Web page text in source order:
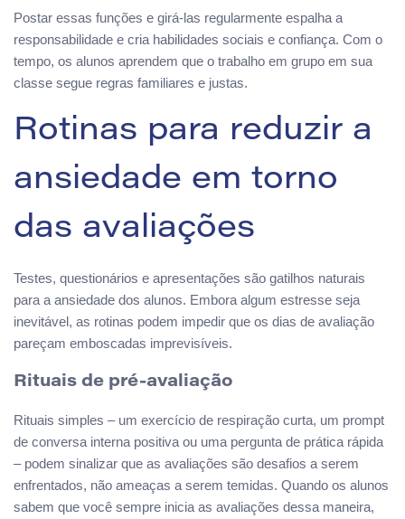
Postar essas funções e girá-las regularmente espalha a
responsabilidade e cria habilidades sociais e confiança. Com o
tempo, os alunos aprendem que o trabalho em grupo em sua
classe segue regras familiares e justas.
Rotinas para reduzir a
ansiedade em torno
das avaliações
Testes, questionários e apresentações são gatilhos naturais
para a ansiedade dos alunos. Embora algum estresse seja
inevitável, as rotinas podem impedir que os dias de avaliação
pareçam emboscadas imprevisíveis.
Rituais de pré-avaliação
Rituais simples – um exercício de respiração curta, um prompt
de conversa interna positiva ou uma pergunta de prática rápida
– podem sinalizar que as avaliações são desafios a serem
enfrentados, não ameaças a serem temidas. Quando os alunos
sabem que você sempre inicia as avaliações dessa maneira,